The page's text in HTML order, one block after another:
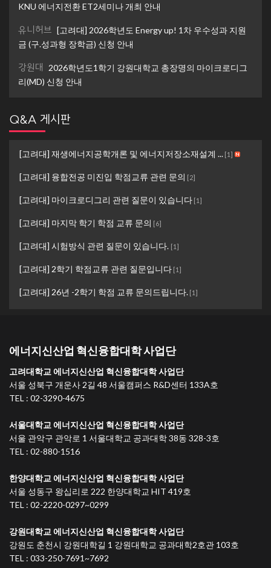
KNU 에너지전환 ET2세미나 개최 안내
유니허브 [고려대] 2026학년도 Energy up! 1차 우수성과 지원
금 (구.성과형 장학금) 신청 안내
강원대
2026학년도1학기 강원대학교 총장명의 마이크로디그
리(MD) 신청 안내
Q&A 게시판
[고려대] 재생에너지공학개론 및 에너지저장소재설계 ... [1]
[고려대] 융합전공 미진입 학점교류 관련 문의 [2]
[고려대] 마이크로디그리 관련 질문이 있습니다 [1]
[고려대] 마지막 학기 학점 교류 문의 [6]
[고려대] 시험방식 관련 질문이 있습니다. [1]
[고려대] 2학기 학점교류 관련 질문입니다 [1]
[고려대] 26년 -2학기 학점 교류 문의드립니다. [1]
에너지신산업 혁신융합대학 사업단
고려대학교 에너지신산업 혁신융합대학 사업단
서울 성북구 개운사 2길 48 서울캠퍼스 R&D센터 133A호
TEL : 02-3290-4675
서울대학교 에너지신산업 혁신융합대학 사업단
서울 관악구 관악로 1 서울대학교 공과대학 38동 328-3호
TEL : 02-880-1516
한양대학교 에너지신산업 혁신융합대학 사업단
서울 성동구 왕십리로 222 한양대학교 HIT 419호
TEL : 02-2220-0297~0299
강원대학교 에너지신산업 혁신융합대학 사업단
강원도 춘천시 강원대학길 1 강원대학교 공과대학2호관 103호
TEL : 033-250-7691~7692